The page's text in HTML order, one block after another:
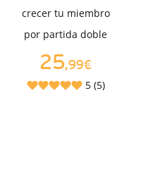
crecer tu miembro
por partida doble
25,99€
5 (5)